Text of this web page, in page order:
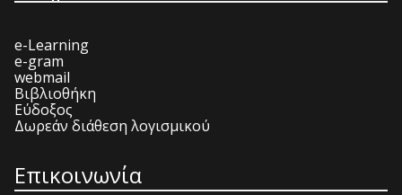
e-Learning
e-gram
webmail
Βιβλιοθήκη
Εύδοξος
Δωρεάν διάθεση λογισμικού
Επικοινωνία